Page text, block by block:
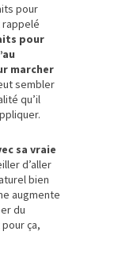
pour
rappelé
pour
marcher
sembler
qu’il
sa vraie
d’aller
bien
augmente
du
ça,